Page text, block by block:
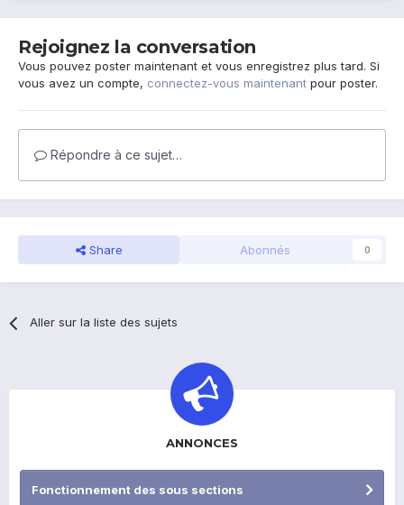
Rejoignez la conversation
Vous pouvez poster maintenant et vous enregistrez plus tard. Si
vous avez un compte, connectez-vous maintenant pour poster.
Répondre à ce sujet…
Share Abonnés 0
Aller sur la liste des sujets
ANNONCES
Fonctionnement des sous sections